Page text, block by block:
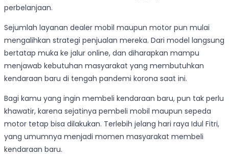
perbelanjaan.
Sejumlah layanan dealer mobil maupun motor pun mulai
mengalihkan strategi penjualan mereka. Dari model langsung
bertatap muka ke jalur online, dan diharapkan mampu
menjawab kebutuhan masyarakat yang membutuhkan
kendaraan baru di tengah pandemi korona saat ini.
Bagi kamu yang ingin membeli kendaraan baru, pun tak perlu
khawatir, karena sejatinya pembeli mobil maupun sepeda
motor tetap bisa dilakukan. Terlebih jelang hari raya Idul Fitri,
yang umumnya menjadi momen masyarakat membeli
kendaraan baru.